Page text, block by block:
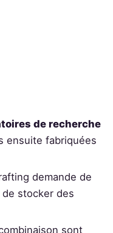
de recherche
ensuite fabriquées
demande de
stocker des
sont